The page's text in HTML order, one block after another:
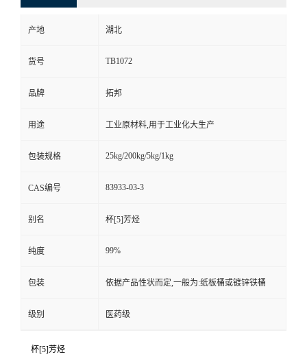
产地 湖北
货号 TB1072
品牌 拓邦
用途 工业原材料,用于工业化大生产
包装规格 25kg/200kg/5kg/1kg
CAS编号 83933-03-3
别名 杯[5]芳烃
纯度 99%
包装 依据产品性状而定,一般为:纸板桶或镀锌铁桶
级别 医药级
杯[5]芳烃